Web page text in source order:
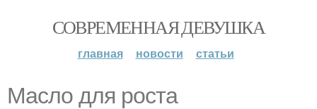
СОВРЕМЕННАЯ ДЕВУШКА
главная новости статьи
Масло для роста